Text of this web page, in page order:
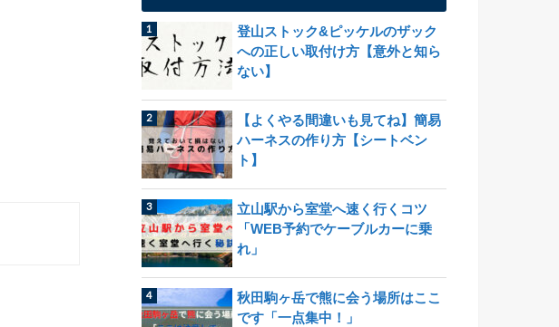
登山ストック&ピッケルのザック
への正しい取付け方【意外と知ら
ない】
【よくやる間違いも見てね】簡易
ハーネスの作り方【シートベン
ト】
立山駅から室堂へ速く行くコツ
「WEB予約でケーブルカーに乗
れ」
秋田駒ヶ岳で熊に会う場所はここ
です「一点集中！」